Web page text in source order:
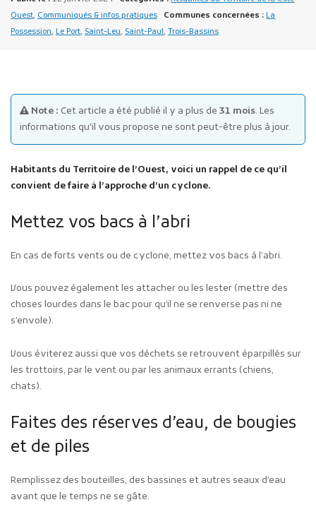
Publicité des actes
Ouest, Communiqués & infos pratiques Communes concernées : La
Possession, Le Port, Saint-Leu, Saint-Paul, Trois-Bassins
Note : Cet article a été publié il y a plus de 31 mois. Les
informations qu'il vous propose ne sont peut-être plus à jour.
Habitants du Territoire de l’Ouest, voici un rappel de ce qu’il
convient de faire à l’approche d’un cyclone.
Mettez vos bacs à l’abri
En cas de forts vents ou de cyclone, mettez vos bacs à l’abri.
Vous pouvez également les attacher ou les lester (mettre des
choses lourdes dans le bac pour qu’il ne se renverse pas ni ne
s’envole).
Vous éviterez aussi que vos déchets se retrouvent éparpillés sur
les trottoirs, par le vent ou par les animaux errants (chiens,
chats).
Faites des réserves d’eau, de bougies
et de piles
Remplissez des bouteilles, des bassines et autres seaux d’eau
avant que le temps ne se gâte.